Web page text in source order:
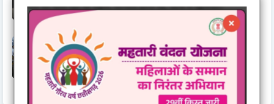
June 15, 2026
जिला स्तरीय राज्योत्सव 2025 : केंद्रीय राज्यमंत्री तोखन साहू ने
दिव्यांगजनों को दिए ट्रायसायकल एवं व्हीलचेयर,ट्रायसायकल और
व्हीलचेयर पाकर खिले दिव्यांगजनों के चेहरे
November 03, 2025